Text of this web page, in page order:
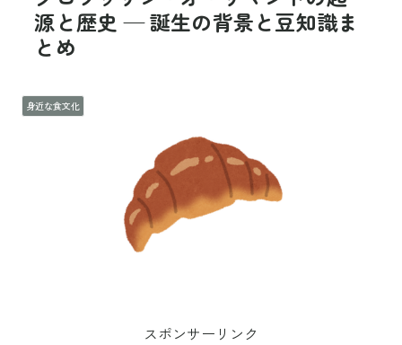
源と歴史 — 誕生の背景と豆知識ま
とめ
身近な食文化
スポンサーリンク